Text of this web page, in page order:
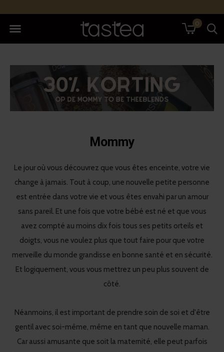
0
Mommy
Le jour où vous découvrez que vous êtes enceinte, votre vie
change à jamais. Tout à coup, une nouvelle petite personne
est entrée dans votre vie et vous êtes envahi par un amour
sans pareil. Et une fois que votre bébé est né et que vous
avez compté au moins dix fois tous ses petits orteils et
doigts, vous ne voulez plus que tout faire pour que votre
merveille du monde grandisse en bonne santé et en sécurité.
Et logiquement, vous vous mettrez un peu plus souvent de
côté.
Néanmoins, il est important de prendre soin de soi et d'être
gentil avec soi-même, même en tant que nouvelle maman.
Car aussi amusante que soit la maternité, elle peut parfois